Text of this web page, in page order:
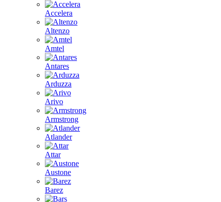
Accelera
Altenzo
Amtel
Antares
Arduzza
Arivo
Armstrong
Atlander
Attar
Austone
Barez